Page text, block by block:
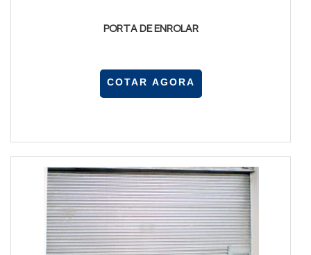
ocupando espaço adicional.
FABRICANTE
Considere a reputação e as avaliações de clientes.
Casa das portas RPé conhecida pela excelência e
pelo atendimento personalizado, garantindo que
você tenha a melhor experiência.
PORTA DE ENROLAR
COTAR AGORA